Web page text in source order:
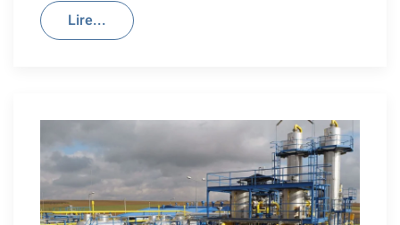
Lire...